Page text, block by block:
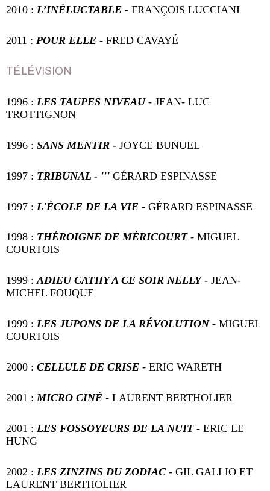
2010 : L’INÉLUCTABLE - FRANÇOIS LUCCIANI
2011 : POUR ELLE - FRED CAVAYÉ
TÉLÉVISION
1996 : LES TAUPES NIVEAU - JEAN- LUC
TROTTIGNON
1996 : SANS MENTIR - JOYCE BUNUEL
1997 : TRIBUNAL - ''' GÉRARD ESPINASSE
1997 : L'ÉCOLE DE LA VIE - GÉRARD ESPINASSE
1998 : THÉROIGNE DE MÉRICOURT - MIGUEL
COURTOIS
1999 :ADIEU CATHY A CE SOIR NELLY - JEAN-
MICHEL FOUQUE
1999 : LES JUPONS DE LA RÉVOLUTION - MIGUEL
COURTOIS
2000 : CELLULE DE CRISE - ERIC WARETH
2001 :MICRO CINÉ - LAURENT BERTHOLIER
2001 : LES FOSSOYEURS DE LA NUIT - ERIC LE
HUNG
2002 : LES ZINZINS DU ZODIAC - GIL GALLIO ET
LAURENT BERTHOLIER